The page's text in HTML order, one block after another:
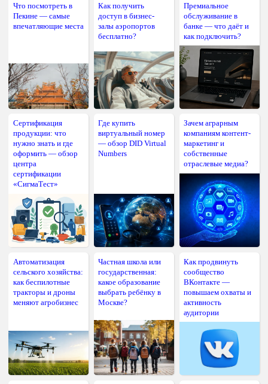
Что посмотреть в
Пекине — самые
впечатляющие места
Как получить
доступ в бизнес-
залы аэропортов
бесплатно?
Премиальное
обслуживание в
банке — что даёт и
как подключить?
Сертификация
продукции: что
нужно знать и где
оформить — обзор
центра
сертификации
«СигмаТест»
Где купить
виртуальный номер
— обзор DID Virtual
Numbers
Зачем аграрным
компаниям контент-
маркетинг и
собственные
отраслевые медиа?
Автоматизация
сельского хозяйства:
как беспилотные
тракторы и дроны
меняют агробизнес
Частная школа или
государственная:
какое образование
выбрать ребёнку в
Москве?
Как продвинуть
сообщество
ВКонтакте —
повышаем охваты и
активность
аудитории